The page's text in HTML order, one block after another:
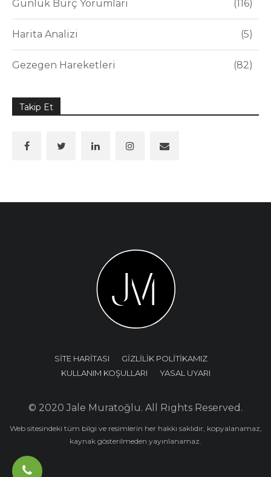
Günlük Burç Yorumları 116
Harita Analizi 5
Gezegen Hareketleri 82
Takip Et
SİTE HARİTASI
GİZLİLİK POLİTİKAMIZ
KULLANIM KOŞULLARI
YASAL UYARI
© 2020 Jale Muratoğlu. All Rights Reserved.
Web sitesindeki tüm bilgi ve resimlerin her hakkı saklıdır, kopyalanamaz,
kaynak gösterilmeden yayınlanamaz.